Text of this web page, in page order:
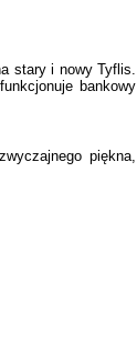
stary i nowy Tyflis.
bankowy
piękna,